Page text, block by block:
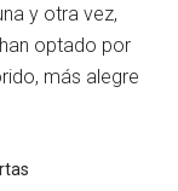
y otra vez,
optado por
más alegre